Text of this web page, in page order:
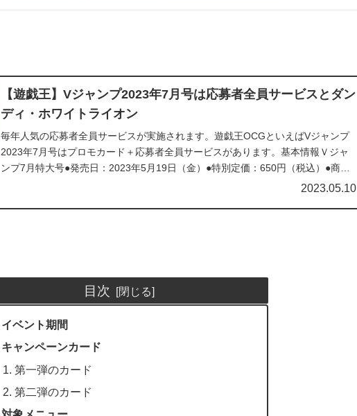
【遊戯王】Vジャンプ2023年7月号は応募者全員サービスとダン
ディ・ホワイトライオン
毎年人気の応募者全員サービスが実施されます。遊戯王OCGといえばVジャンプ
2023年7月号はプロモカード＋応募者全員サービスがあります。基本情報Ｖジャ
ンプ7月特大号●発売日：2023年5月19日（金）●特別定価：650円（税込）●商品
2023.05.10
目次
イベント期間
キャンペーンカード
第一弾のカード
第二弾のカード